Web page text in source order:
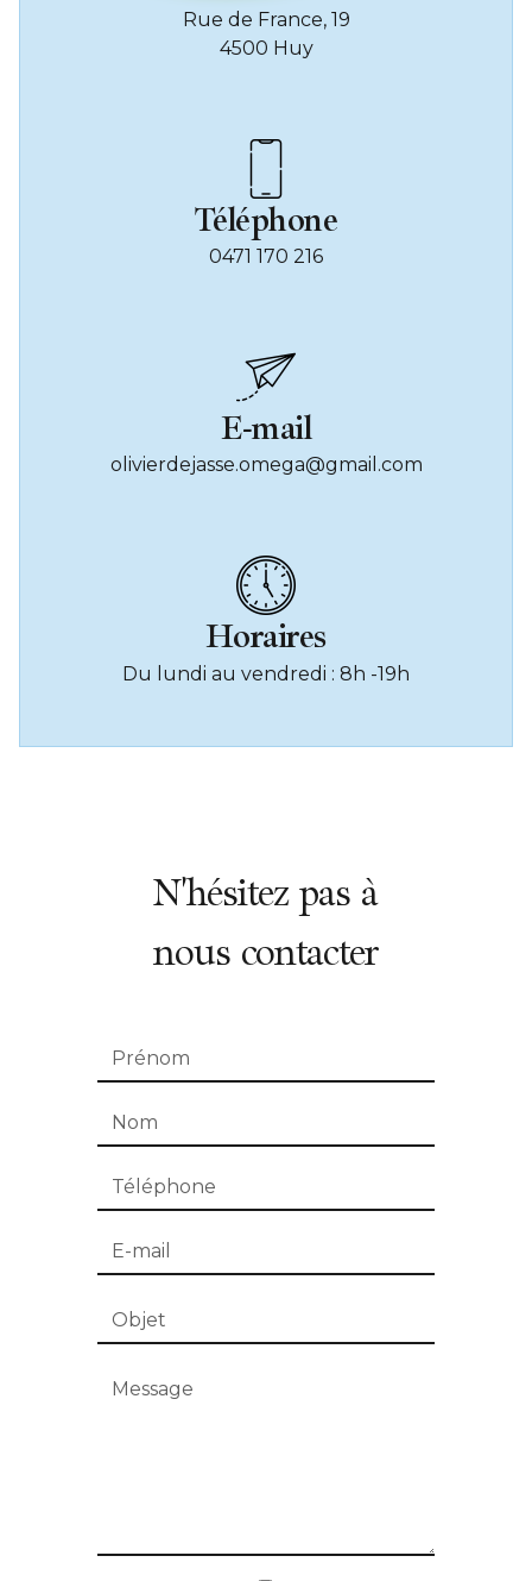
Rue de France, 19
4500 Huy
Téléphone
0471 170 216
E-mail
olivierdejasse.omega@gmail.com
Horaires
Du lundi au vendredi : 8h -19h
N'hésitez pas à
nous contacter